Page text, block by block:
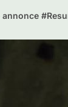
annonce #